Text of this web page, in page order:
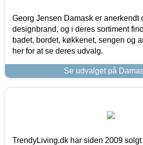
Georg Jensen Damask er anerkendt
designbrand, og i deres sortiment
badet, bordet, køkkenet, sengen og
her for at se deres udvalg.
Se udvalget på
TrendyLiving.dk har siden 2009